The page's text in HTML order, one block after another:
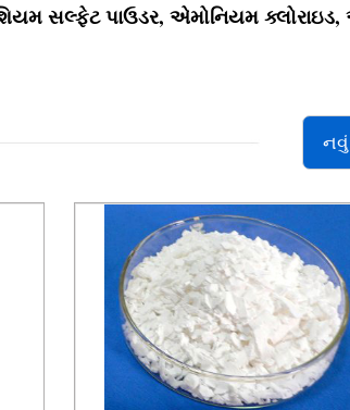
સલ્ફેટ પાઉડર, એમોનિયમ